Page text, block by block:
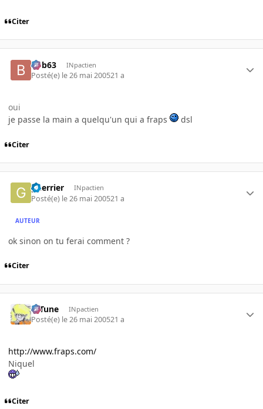
Citer
bob63 INpactien
Posté(e) le 26 mai 200521 a
oui
je passe la main a quelqu'un qui a fraps
dsl
Citer
guerrier INpactien
Posté(e) le 26 mai 200521 a
AUTEUR
ok sinon on tu ferai comment ?
Citer
D-Tune INpactien
Posté(e) le 26 mai 200521 a
http://www.fraps.com/
Niquel
Citer